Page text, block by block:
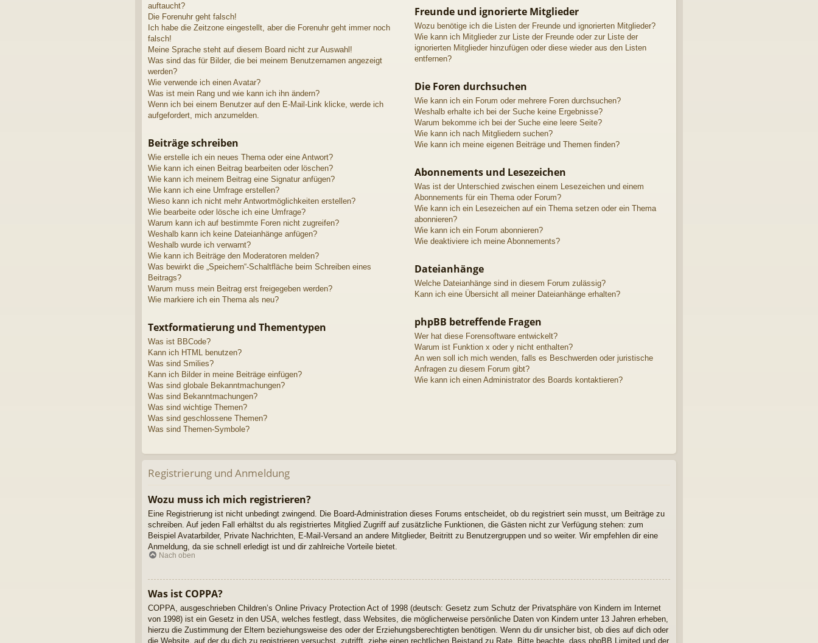
auftaucht?
Die Forenuhr geht falsch!
Ich habe die Zeitzone eingestellt, aber die Forenuhr geht immer noch
falsch!
Meine Sprache steht auf diesem Board nicht zur Auswahl!
Was sind das für Bilder, die bei meinem Benutzernamen angezeigt
werden?
Wie verwende ich einen Avatar?
Was ist mein Rang und wie kann ich ihn ändern?
Wenn ich bei einem Benutzer auf den E-Mail-Link klicke, werde ich
aufgefordert, mich anzumelden.
Beiträge schreiben
Wie erstelle ich ein neues Thema oder eine Antwort?
Wie kann ich einen Beitrag bearbeiten oder löschen?
Wie kann ich meinem Beitrag eine Signatur anfügen?
Wie kann ich eine Umfrage erstellen?
Wieso kann ich nicht mehr Antwortmöglichkeiten erstellen?
Wie bearbeite oder lösche ich eine Umfrage?
Warum kann ich auf bestimmte Foren nicht zugreifen?
Weshalb kann ich keine Dateianhänge anfügen?
Weshalb wurde ich verwarnt?
Wie kann ich Beiträge den Moderatoren melden?
Was bewirkt die „Speichern“-Schaltfläche beim Schreiben eines
Beitrags?
Warum muss mein Beitrag erst freigegeben werden?
Wie markiere ich ein Thema als neu?
Textformatierung und Thementypen
Was ist BBCode?
Kann ich HTML benutzen?
Was sind Smilies?
Kann ich Bilder in meine Beiträge einfügen?
Was sind globale Bekanntmachungen?
Was sind Bekanntmachungen?
Was sind wichtige Themen?
Was sind geschlossene Themen?
Was sind Themen-Symbole?
Freunde und ignorierte Mitglieder
Wozu benötige ich die Listen der Freunde und ignorierten Mitglieder?
Wie kann ich Mitglieder zur Liste der Freunde oder zur Liste der
ignorierten Mitglieder hinzufügen oder diese wieder aus den Listen
entfernen?
Die Foren durchsuchen
Wie kann ich ein Forum oder mehrere Foren durchsuchen?
Weshalb erhalte ich bei der Suche keine Ergebnisse?
Warum bekomme ich bei der Suche eine leere Seite?
Wie kann ich nach Mitgliedern suchen?
Wie kann ich meine eigenen Beiträge und Themen finden?
Abonnements und Lesezeichen
Was ist der Unterschied zwischen einem Lesezeichen und einem
Abonnements für ein Thema oder Forum?
Wie kann ich ein Lesezeichen auf ein Thema setzen oder ein Thema
abonnieren?
Wie kann ich ein Forum abonnieren?
Wie deaktiviere ich meine Abonnements?
Dateianhänge
Welche Dateianhänge sind in diesem Forum zulässig?
Kann ich eine Übersicht all meiner Dateianhänge erhalten?
phpBB betreffende Fragen
Wer hat diese Forensoftware entwickelt?
Warum ist Funktion x oder y nicht enthalten?
An wen soll ich mich wenden, falls es Beschwerden oder juristische
Anfragen zu diesem Forum gibt?
Wie kann ich einen Administrator des Boards kontaktieren?
Registrierung und Anmeldung
Wozu muss ich mich registrieren?
Eine Registrierung ist nicht unbedingt zwingend. Die Board-Administration dieses Forums entscheidet, ob du registriert sein musst, um Beiträge zu
schreiben. Auf jeden Fall erhältst du als registriertes Mitglied Zugriff auf zusätzliche Funktionen, die Gästen nicht zur Verfügung stehen: zum
Beispiel Avatarbilder, Private Nachrichten, E-Mail-Versand an andere Mitglieder, Beitritt zu Benutzergruppen und so weiter. Wir empfehlen dir eine
Anmeldung, da sie schnell erledigt ist und dir zahlreiche Vorteile bietet.
Nach oben
Was ist COPPA?
COPPA, ausgeschrieben Children’s Online Privacy Protection Act of 1998 (deutsch: Gesetz zum Schutz der Privatsphäre von Kindern im Internet
von 1998) ist ein Gesetz in den USA, welches festlegt, dass Websites, die möglicherweise persönliche Daten von Kindern unter 13 Jahren erheben,
hierzu die Zustimmung der Eltern beziehungsweise des oder der Erziehungsberechtigten benötigen. Wenn du dir unsicher bist, ob dies auf dich oder
die Website, auf der du dich zu registrieren versuchst, zutrifft, ziehe einen rechtlichen Beistand zu Rate. Bitte beachte, dass phpBB Limited und der